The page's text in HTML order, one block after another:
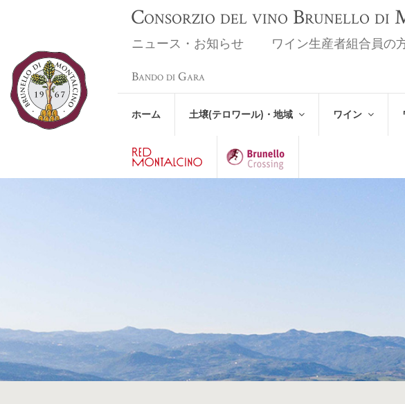
Consorzio del vino Brunello di
ニュース・お知らせ ワイン生産者組合員の
Bando di Gara
ホーム 土壌(テロワール)・地域 ワイン